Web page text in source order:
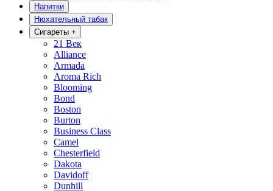
Напитки
Нюхательный табак
Сигареты +
21 Век
Alliance
Armada
Aroma Rich
Blooming
Bond
Boston
Burton
Business Class
Camel
Chesterfield
Dakota
Davidoff
Dunhill